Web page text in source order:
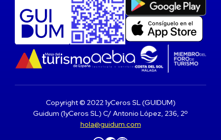
Copyright © 2022 1yCeros SL (GUIDUM)
Guidum (1yCeros SL) C/ Antonio López, 236, 2º
hola@guidum.com